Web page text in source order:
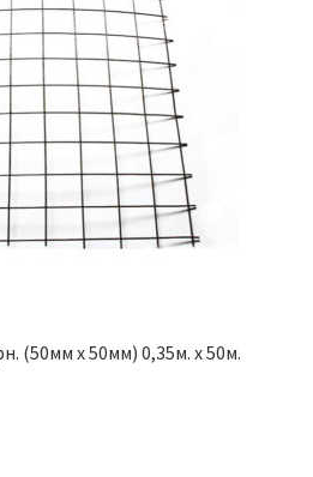
(50мм х 50мм) 0,35м. х 50м.